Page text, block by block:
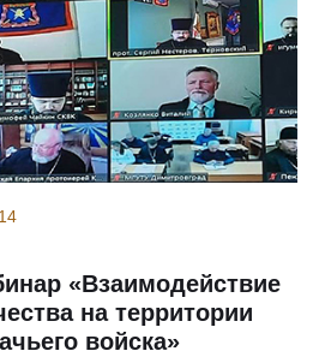
«Взаимодействие
на территории
войска»